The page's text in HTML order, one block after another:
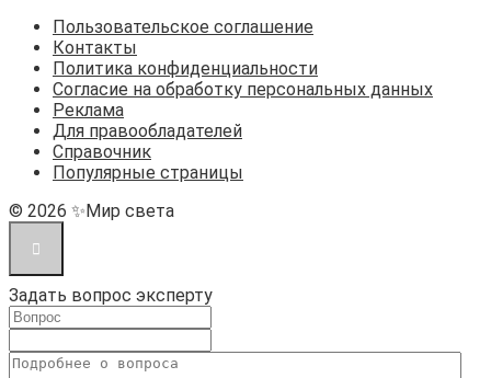
Пользовательское соглашение
Контакты
Политика конфиденциальности
Согласие на обработку персональных данных
Реклама
Для правообладателей
Справочник
Популярные страницы
© 2026 ✨Мир света
Задать вопрос эксперту